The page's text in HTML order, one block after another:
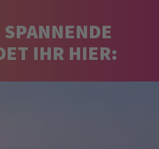
IHR HIER: